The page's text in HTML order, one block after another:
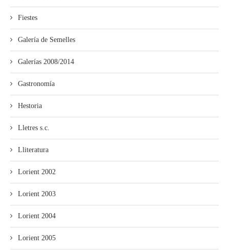
Fiestes
Galería de Semelles
Galerías 2008/2014
Gastronomía
Hestoria
Lletres s.c.
Lliteratura
Lorient 2002
Lorient 2003
Lorient 2004
Lorient 2005